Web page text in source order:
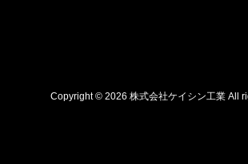
Copyright © 2026 株式会社ケイシン工業 All